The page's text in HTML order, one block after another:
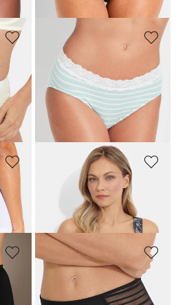
(-14%)
Slip maxi en microfibre avec dentelle
SPEIDEL
9,97 €19,95 €
Meilleur prix sur 30 jours** : 11,96 €
(-16%)
Slip taille haute, pur coton, en lot de 3
MISS MARY
Slip avec imprimé fleuri et dentelle
MISS MARY
Slip maxi en Powermesh
29,95 €